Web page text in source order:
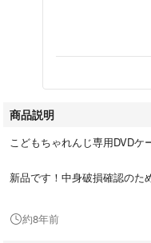
商品説明
こどもちゃれんじ専用DVDケ
新品です！中身破損確認のた
約8年前